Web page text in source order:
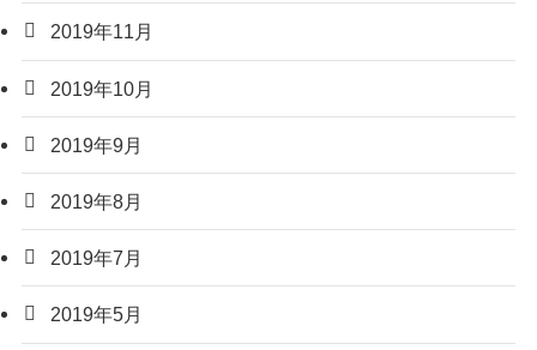
2019年11月
2019年10月
2019年9月
2019年8月
2019年7月
2019年5月